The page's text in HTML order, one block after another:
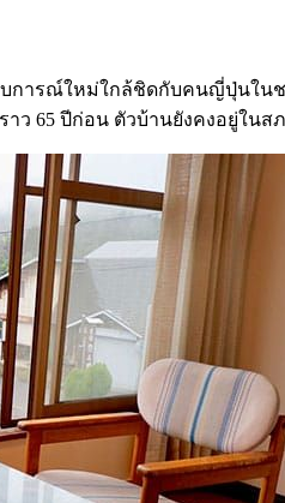
รณ์ใหม่ใกล้ชิดกับคนญี่ปุ่นในช
ว 65 ปีก่อน ตัวบ้านยังคงอยู่ในส